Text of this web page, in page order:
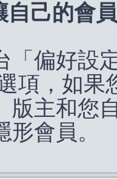
自己的會
「偏好設
項，如果
版主和您
會員。